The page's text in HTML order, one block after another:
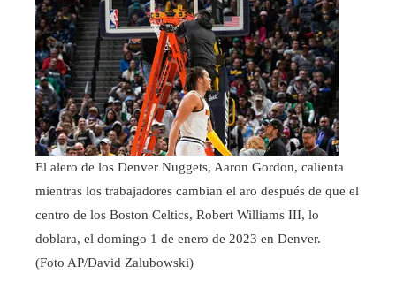
El alero de los Denver Nuggets, Aaron Gordon, calienta
mientras los trabajadores cambian el aro después de que el
centro de los Boston Celtics, Robert Williams III, lo
doblara, el domingo 1 de enero de 2023 en Denver.
(Foto AP/David Zalubowski)